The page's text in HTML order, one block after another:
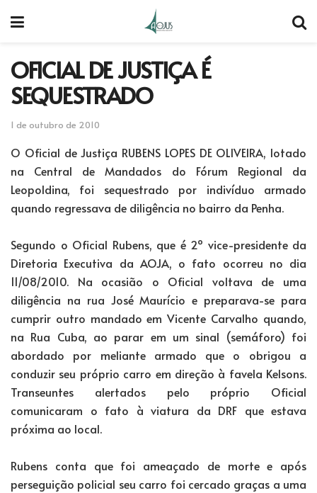
OFICIAL DE JUSTIÇA É
SEQUESTRADO
1 de outubro de 2010
O Oficial de Justiça RUBENS LOPES DE OLIVEIRA, lotado
na Central de Mandados do Fórum Regional da
Leopoldina, foi sequestrado por indivíduo armado
quando regressava de diligência no bairro da Penha.
Segundo o Oficial Rubens, que é 2º vice-presidente da
Diretoria Executiva da AOJA, o fato ocorreu no dia
11/08/2010. Na ocasião o Oficial voltava de uma
diligência na rua José Maurício e preparava-se para
cumprir outro mandado em Vicente Carvalho quando,
na Rua Cuba, ao parar em um sinal (semáforo) foi
abordado por meliante armado que o obrigou a
conduzir seu próprio carro em direção à favela Kelsons.
Transeuntes alertados pelo próprio Oficial
comunicaram o fato à viatura da DRF que estava
próxima ao local.
Rubens conta que foi ameaçado de morte e após
perseguição policial seu carro foi cercado graças a uma